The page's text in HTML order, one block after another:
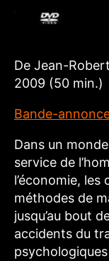
De Jean-
2009 (50 min.)
Bande-
Dans un monde
service de
l’économie,
méthodes de
jusqu’au bout
accidents du